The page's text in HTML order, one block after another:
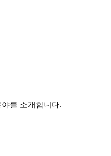
를 소개합니다.